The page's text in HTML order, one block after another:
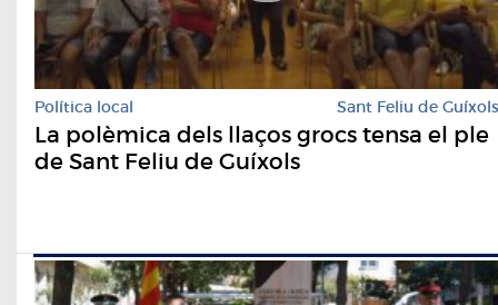
Política local Sant Feliu de Guíxols
La polèmica dels llaços grocs tensa el ple
de Sant Feliu de Guíxols